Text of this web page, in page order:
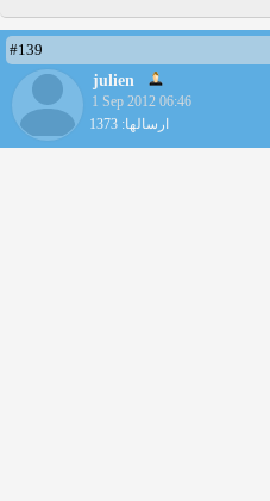
#139
julien
1 Sep 2012 06:46
ارسالها: 1373